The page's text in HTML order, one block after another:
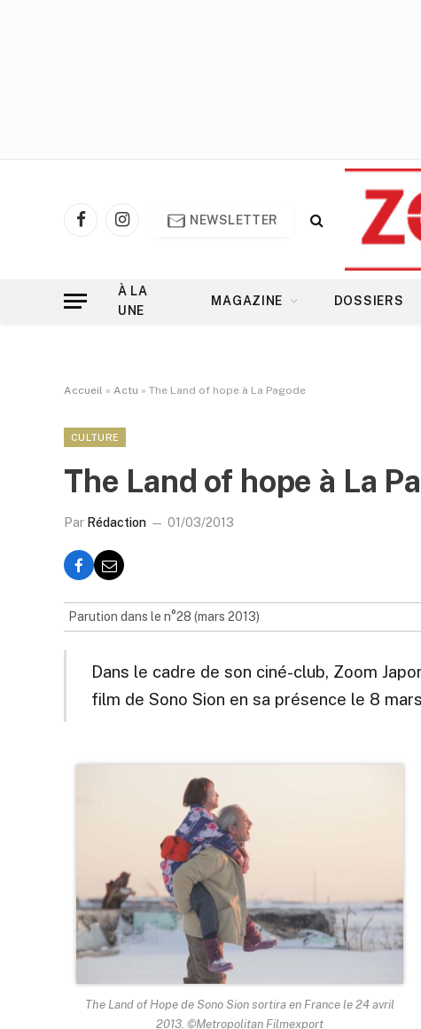
FacebookInstagram
NEWSLETTER
À LA
UNE
MAGAZINE DOSSIERS
Accueil » Actu » The Land of hope à La Pagode
CULTURE
The Land of hope à La
Par Rédaction 01/03/2013
Parution dans le n°28 (mars 2013)
Dans le cadre de son ciné-club, Zoom
film de Sono Sion en sa présence le 8
The Land of Hopede Sono Sion sortira en France le 24 avril
2013. ©Metropolitan Filmexport